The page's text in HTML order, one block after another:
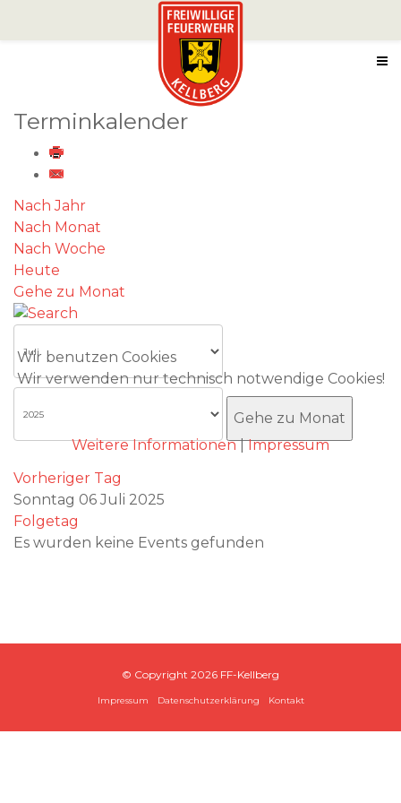
Terminkalender
Nach Jahr
Nach Monat
Nach Woche
Heute
Gehe zu Monat
Gehe zu Monat
Vorheriger Tag
Sonntag 06 Juli 2025
Folgetag
Es wurden keine Events gefunden
© Copyright 2026 FF-Kellberg
Impressum Datenschutzerklärung Kontakt
Wir benutzen Cookies
Wir verwenden nur technisch notwendige Cookies!
Akzeptieren
Weitere Informationen|Impressum